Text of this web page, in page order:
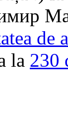
de
la 230